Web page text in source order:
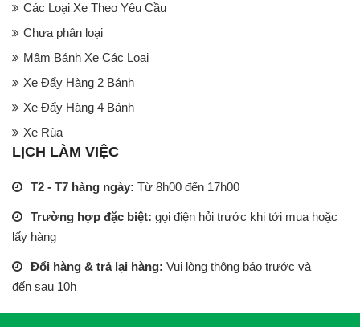
Các Loại Xe Theo Yêu Cầu
Chưa phân loại
Mâm Bánh Xe Các Loại
Xe Đẩy Hàng 2 Bánh
Xe Đẩy Hàng 4 Bánh
Xe Rùa
LỊCH LÀM VIỆC
T2 - T7 hàng ngày: Từ 8h00 đến 17h00
Trường hợp đặc biệt: gọi điện hỏi trước khi tới mua hoặc
lấy hàng
Đổi hàng & trả lại hàng: Vui lòng thông báo trước và
đến sau 10h